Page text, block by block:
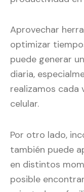
Aprovechar
optimizar
puede generar
diaria,
realizamos cada
celular.
Por otro lado,
también puede
en distintos
posible